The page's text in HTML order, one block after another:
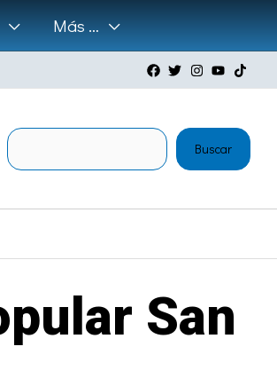
Más …
Buscar
San